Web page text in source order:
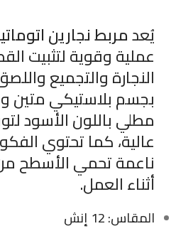
يُعدمربط نجارين اتوماتيك 12
عملية وقوية لتثبيت
النجارة والتجميع
بجسم بلاستيكي
مطلي باللون الأسود
عالية، كما تحتوي
ناعمة تحمي الأسطح
أثناء العمل.
المقاس: 12 إنش